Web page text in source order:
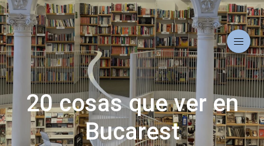
20 cosas que ver en
Bucarest